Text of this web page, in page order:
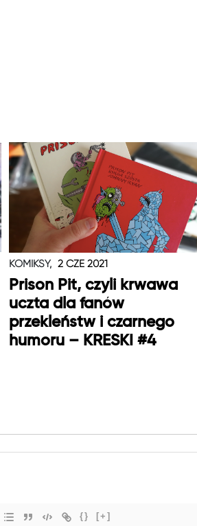
KOMIKSY, 2 CZE 2021
Prison Pit, czyli krwawa
uczta dla fanów
przekleństw i czarnego
humoru – KRESKI #4
{} [+]